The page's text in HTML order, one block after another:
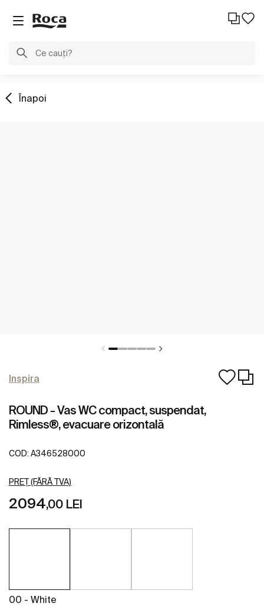
Înapoi
Inspira
ROUND - Vas WC compact, suspendat,
Rimless®, evacuare orizontală
COD: A346528000
PREȚ (FĂRĂ TVA)
2094,00 LEI
00 - White